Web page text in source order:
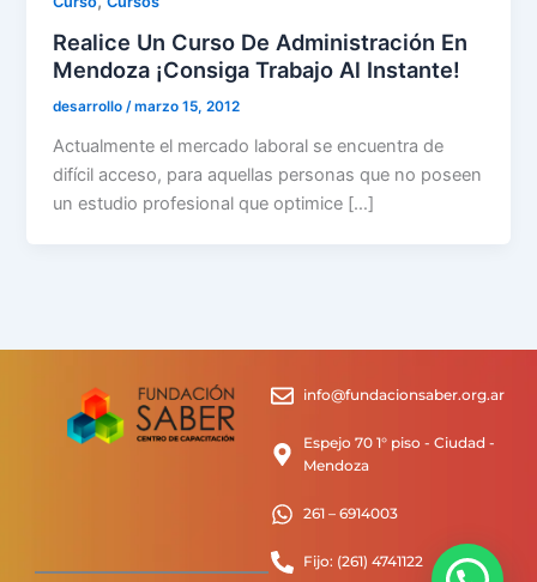
Realice Un Curso De Administración En
Mendoza ¡Consiga Trabajo Al Instante!
desarrollo/marzo 15, 2012
Actualmente el mercado laboral se encuentra de
difícil acceso, para aquellas personas que no poseen
un estudio profesional que optimice […]
info@fundacionsaber.org.ar
Espejo 70 1° piso - Ciudad -
Mendoza
261 – 6914003
Fijo: (261) 4741122